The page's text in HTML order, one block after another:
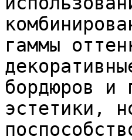
гаммы
бордюров и
эстетики,